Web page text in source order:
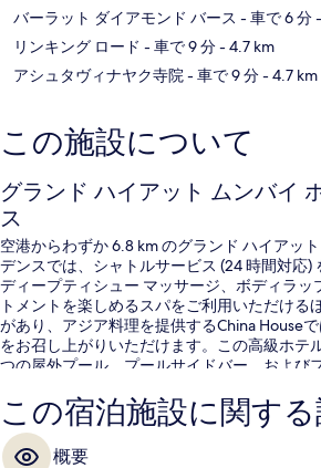
バーラット ダイアモンド バース - 車で 6 分
リンキング ロード - 車で 9 分- 4.7 km
アシュタヴィナヤク寺院- 車で 9 分- 4.7 km
この施設について
グランド ハイアット ムンバイ
ス
空港からわずか 6.8 km のグランド ハイアッ
デンスでは、シャトルサービス (24 時間対応)
ディープティシュー マッサージ、ボディラッ
トメントを楽しめるスパをご利用いただける
があり、アジア料理を提供するChina House
をお召し上がりいただけます。この高級ホテ
つの屋外プール、プールサイドバー、および
す。
この宿泊施設に関す
概要